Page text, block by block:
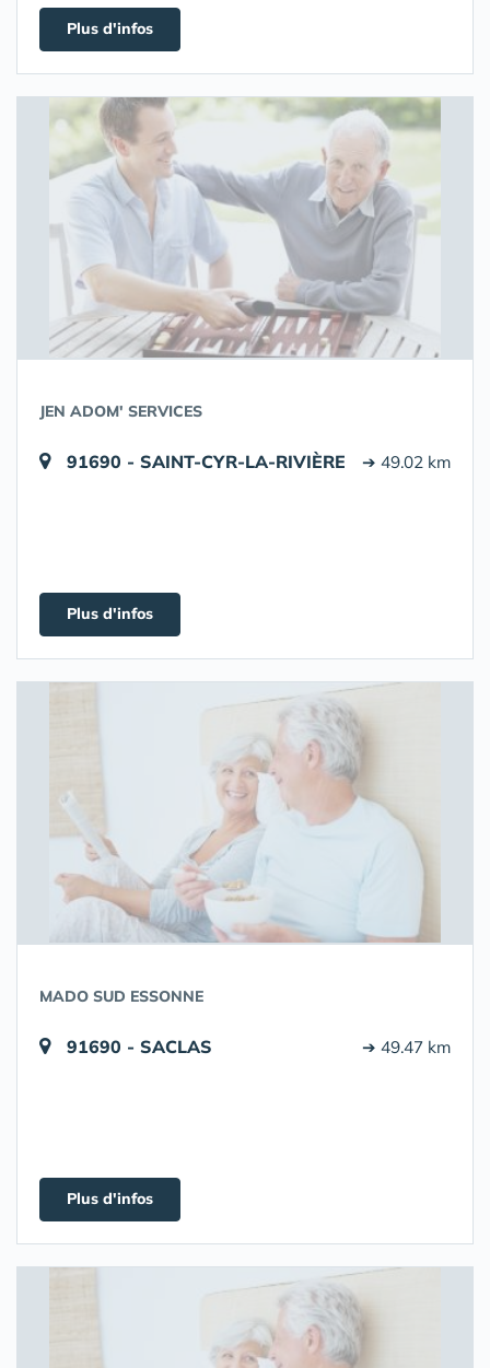
Plus d'infos
JEN ADOM' SERVICES
91690 - SAINT-CYR-LA-RIVIÈRE ➔ 49.02 km
Plus d'infos
MADO SUD ESSONNE
91690 - SACLAS ➔ 49.47 km
Plus d'infos